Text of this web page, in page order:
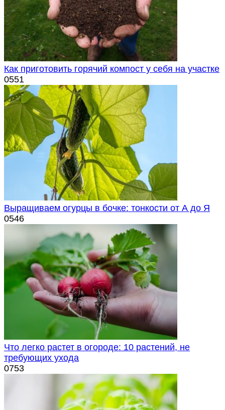
Как приготовить горячий компост у себя на участке
0551
Выращиваем огурцы в бочке: тонкости от А до Я
0546
Что легко растет в огороде: 10 растений, не
требующих ухода
0753